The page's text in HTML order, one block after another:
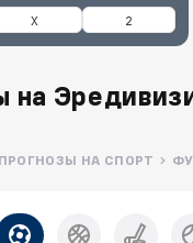
X 2
на
ПРОГНОЗЫ НА СПОРТ